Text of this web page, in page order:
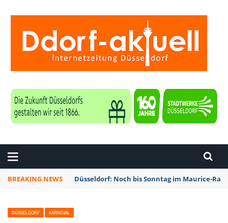
BREAKING NEWS Düsseldorf: Noch bis Sonntag im Maurice-
DÜSSELDORF KARNEVAL